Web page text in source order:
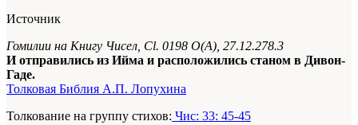
Источник
Гомилии на Книгу Чисел, Сl. 0198 О(А), 27.12.278.3
И отправились из Ийма и расположились станом в Дивон-
Гаде.
Толковая Библия А.П. Лопухина
Толкование на группу стихов: Чис: 33: 45-45